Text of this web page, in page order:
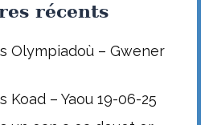
récents
Olympiadoù – Gwener
Koad – Yaou 19-06-25